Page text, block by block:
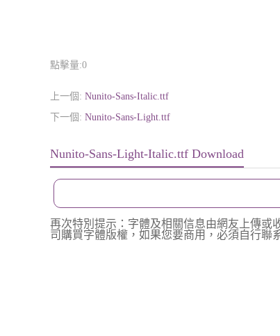
點擊量:0
上一個: Nunito-Sans-Italic.ttf
下一個: Nunito-Sans-Light.ttf
Nunito-Sans-Light-Italic.ttf Download
再次特別提示：字體及相關信息由網友上傳或
司購買字體版權，如果您要商用，必須自行聯